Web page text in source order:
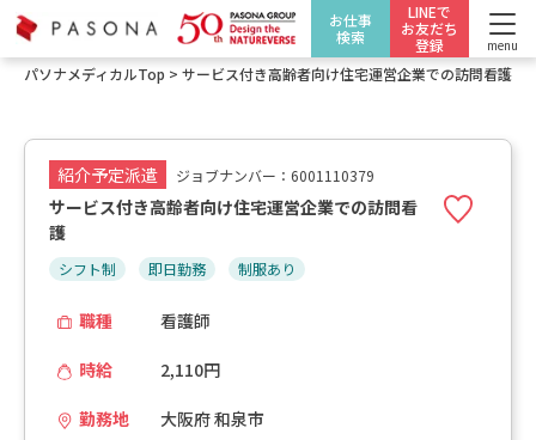
お仕事
検索
LINEで
お友だち
登録
menu
パソナメディカルTop > サービス付き高齢者向け住宅運営企業での訪問看護
紹介予定派遣 ジョブナンバー：6001110379
サービス付き高齢者向け住宅運営企業での訪問看
護
シフト制 即日勤務 制服あり
職種 看護師
時給 2,110円
勤務地 大阪府 和泉市